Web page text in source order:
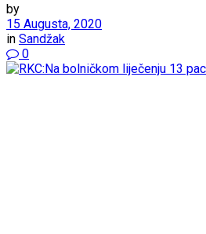
by
15 Augusta, 2020
in Sandžak
0